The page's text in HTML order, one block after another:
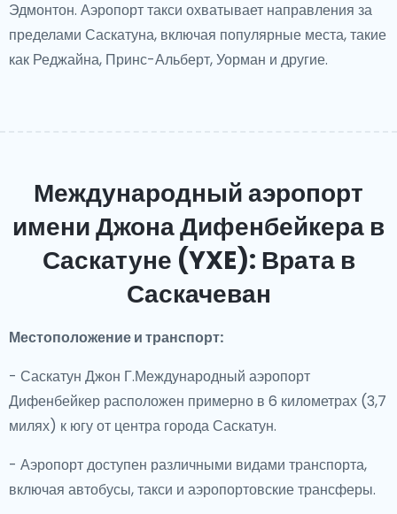
Эдмонтон. Аэропорт такси охватывает направления за
пределами Саскатуна, включая популярные места, такие
как Реджайна, Принс-Альберт, Уорман и другие.
Международный аэропорт
имени Джона Дифенбейкера в
Саскатуне (YXE): Врата в
Саскачеван
Местоположение и транспорт:
- Саскатун Джон Г.Международный аэропорт
Дифенбейкер расположен примерно в 6 километрах (3,7
милях) к югу от центра города Саскатун.
- Аэропорт доступен различными видами транспорта,
включая автобусы, такси и аэропортовские трансферы.